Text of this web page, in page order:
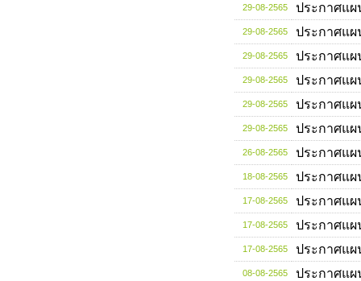
29-08-2565 ประกาศแผ
29-08-2565 ประกาศแผ
29-08-2565 ประกาศแผ
29-08-2565 ประกาศแผ
29-08-2565 ประกาศแผ
29-08-2565 ประกาศแผ
26-08-2565 ประกาศแผ
18-08-2565 ประกาศแผ
17-08-2565 ประกาศแผ
17-08-2565 ประกาศแผ
17-08-2565 ประกาศแผ
08-08-2565 ประกาศแผ